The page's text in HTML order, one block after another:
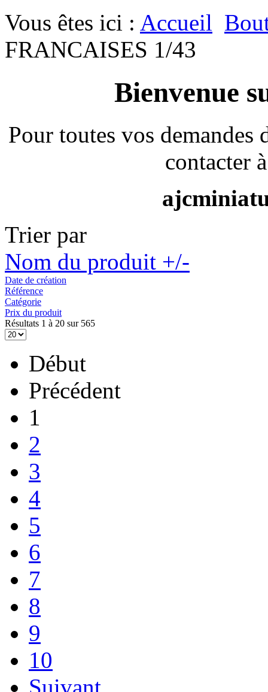
Vous êtes ici : Accueil
FRANCAISES 1/43
Bienvenue
Pour toutes vos
contacter
Trier par
Nom du produit +/-
Date de création
Référence
Catégorie
Prix du produit
Résultats 1 à 20 sur 565
Début
Précédent
1
2
3
4
5
6
7
8
9
10